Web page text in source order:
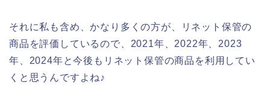
それに私も含め、かなり多くの方が、リネット保管の
商品を評価しているので、2021年、2022年、2023
年、2024年と今後もリネット保管の商品を利用してい
くと思うんですよね♪